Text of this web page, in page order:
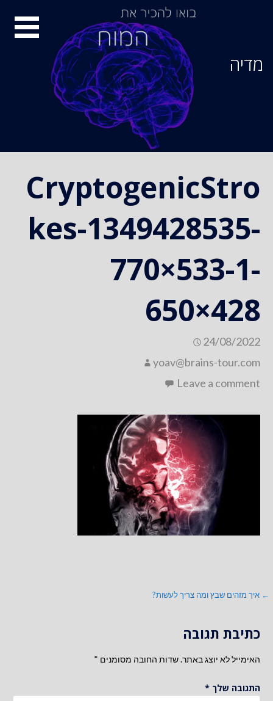
מדיה
CryptogenicStro
kes-1349428535-
770×533-1-
650×428
24/08/2022
yoav@brains-tour.com
Leave a comment
ניווט
← איך מזהים שבץ ומה צריך לעשות?
כתיבת תגובה
האימייל לא יוצג באתר.שדות החובה מסומנים *
התגובה שלך *